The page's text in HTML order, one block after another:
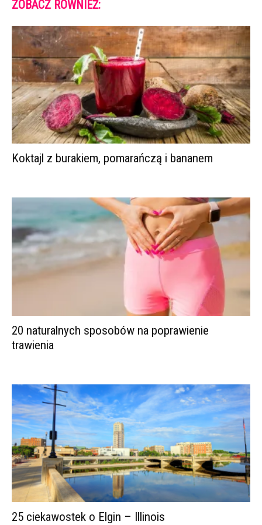
ZOBACZ RÓWNIEŻ:
Koktajl z burakiem, pomarańczą i bananem
20 naturalnych sposobów na poprawienie
trawienia
25 ciekawostek o Elgin – Illinois